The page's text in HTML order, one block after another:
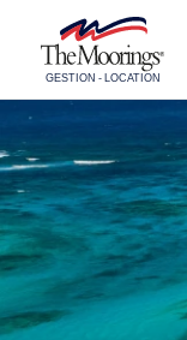
GESTION - LOCATION